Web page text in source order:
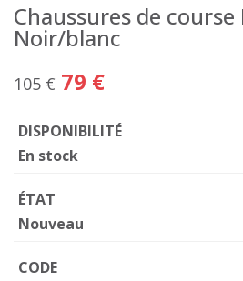
Chaussures de course
Noir/blanc
105 € 79 €
DISPONIBILITÉ
En stock
ÉTAT
Nouveau
CODE